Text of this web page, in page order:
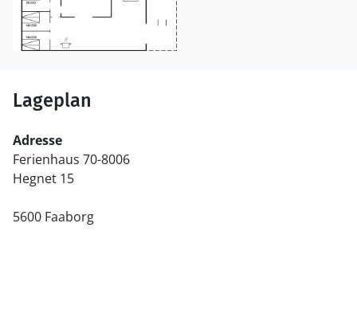
Lageplan
Adresse
Ferienhaus 70-8006
Hegnet 15
5600 Faaborg